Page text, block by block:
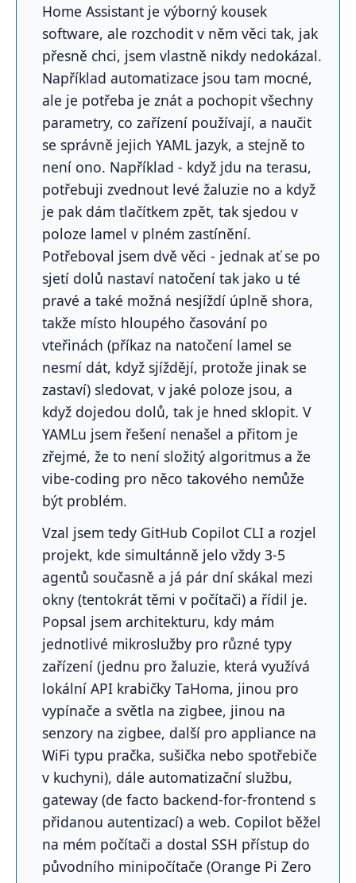
Home Assistant je výborný kousek
software, ale rozchodit v něm věci tak, jak
přesně chci, jsem vlastně nikdy nedokázal.
Například automatizace jsou tam mocné,
ale je potřeba je znát a pochopit všechny
parametry, co zařízení používají, a naučit
se správně jejich YAML jazyk, a stejně to
není ono. Například - když jdu na terasu,
potřebuji zvednout levé žaluzie no a když
je pak dám tlačítkem zpět, tak sjedou v
poloze lamel v plném zastínění.
Potřeboval jsem dvě věci - jednak ať se po
sjetí dolů nastaví natočení tak jako u té
pravé a také možná nesjíždí úplně shora,
takže místo hloupého časování po
vteřinách (příkaz na natočení lamel se
nesmí dát, když sjíždějí, protože jinak se
zastaví) sledovat, v jaké poloze jsou, a
když dojedou dolů, tak je hned sklopit. V
YAMLu jsem řešení nenašel a přitom je
zřejmé, že to není složitý algoritmus a že
vibe-coding pro něco takového nemůže
být problém.
Vzal jsem tedy GitHub Copilot CLI a rozjel
projekt, kde simultánně jelo vždy 3-5
agentů současně a já pár dní skákal mezi
okny (tentokrát těmi v počítači) a řídil je.
Popsal jsem architekturu, kdy mám
jednotlivé mikroslužby pro různé typy
zařízení (jednu pro žaluzie, která využívá
lokální API krabičky TaHoma, jinou pro
vypínače a světla na zigbee, jinou na
senzory na zigbee, další pro appliance na
WiFi typu pračka, sušička nebo spotřebiče
v kuchyni), dále automatizační službu,
gateway (de facto backend-for-frontend s
přidanou autentizací) a web. Copilot běžel
na mém počítači a dostal SSH přístup do
původního minipočítače (Orange Pi Zero